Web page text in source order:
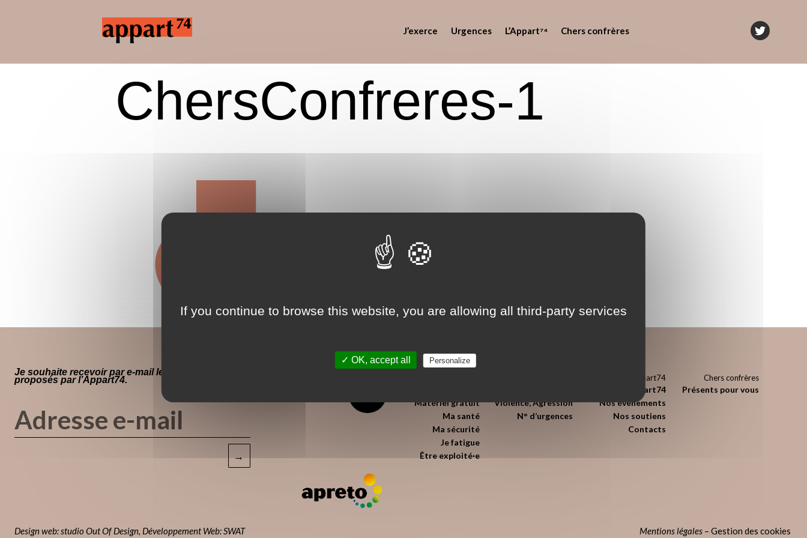
J’exerce Urgences L’Appart⁷⁴ Chers confrères
ChersConfreres-1
Je souhaite recevoir par e-mail les évènements
proposés par l’Appart74.
→
Matériel gratuit
Ma santé
Ma sécurité
Je fatigue
Être exploité·e
Violence, Agression
N° d’urgences
L’Appart74
l’Appart74
Nos évènements
Nos soutiens
Contacts
Chers confrères
Présents pour vous
Design web: studio Out Of Design, Développement Web: SWAT Mentions légales –Gestion des cookies
If you continue to browse this website, you are allowing all third-party services
✓ OK, accept all Personalize